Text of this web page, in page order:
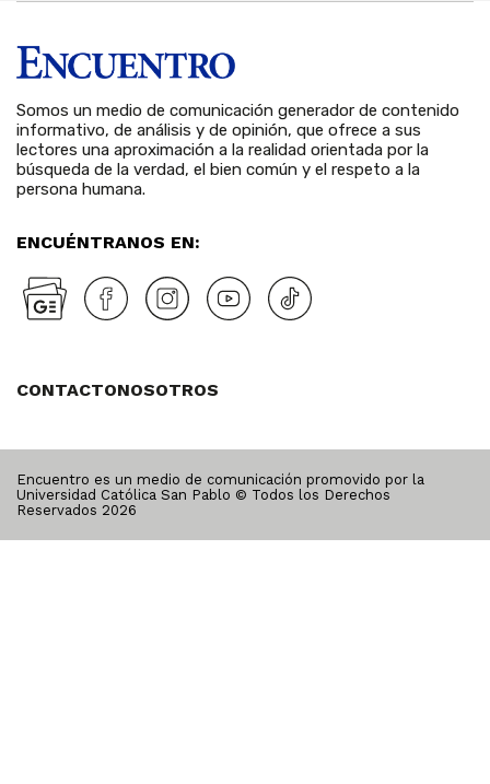
Somos un medio de comunicación generador de contenido
informativo, de análisis y de opinión, que ofrece a sus
lectores una aproximación a la realidad orientada por la
búsqueda de la verdad, el bien común y el respeto a la
persona humana.
ENCUÉNTRANOS EN:
CONTACTONOSOTROS
Encuentro es un medio de comunicación promovido por la
Universidad Católica San Pablo © Todos los Derechos
Reservados 2026